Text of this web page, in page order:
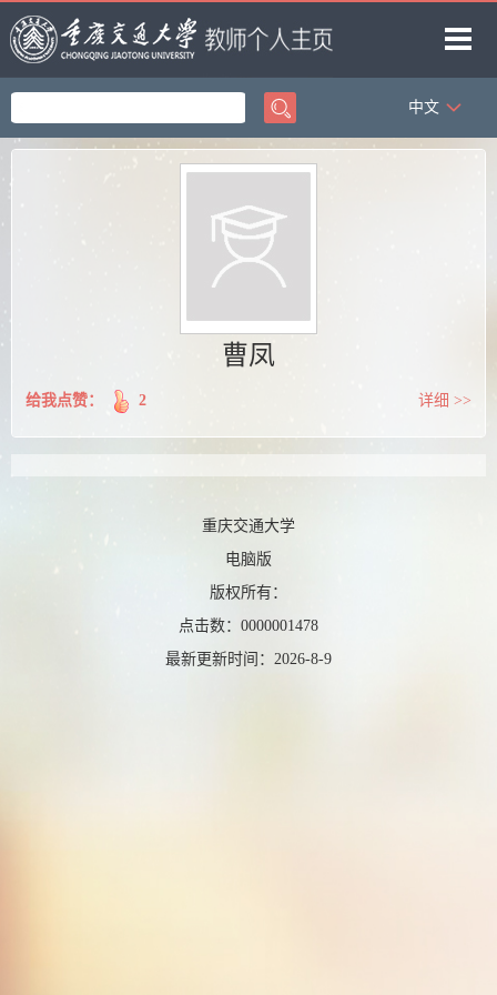
首页
中文
曹凤
给我点赞： 2 详细 >>
重庆交通大学
电脑版
版权所有：
点击数： 0000001478
最新更新时间： 2026-8-9